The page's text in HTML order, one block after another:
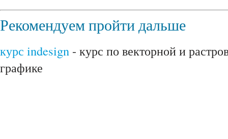
Рекомендуем пройти дальше
курс indesign - курс по векторной и
графике